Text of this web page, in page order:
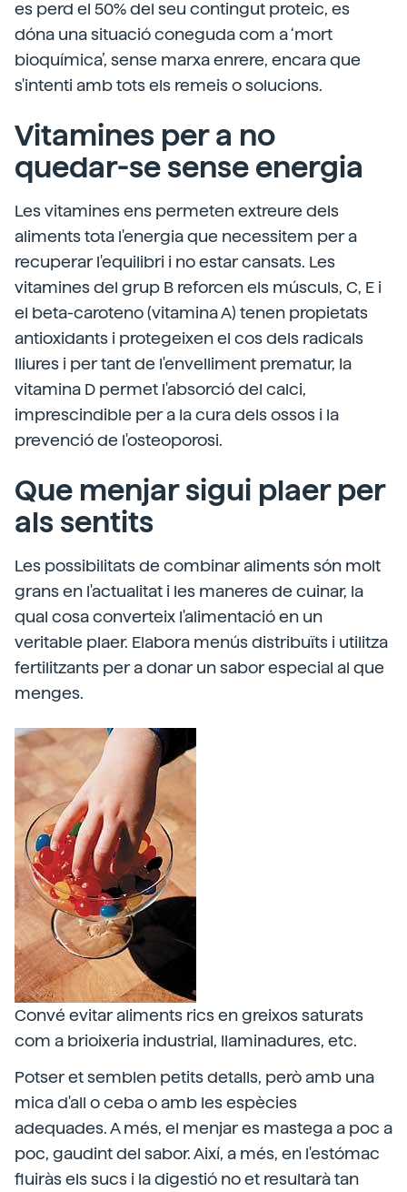
es perd el 50% del seu contingut proteic, es
dóna una situació coneguda com a ‘mort
bioquímica’, sense marxa enrere, encara que
s'intenti amb tots els remeis o solucions.
Vitamines per a no
quedar-se sense energia
Les vitamines ens permeten extreure dels
aliments tota l'energia que necessitem per a
recuperar l'equilibri i no estar cansats. Les
vitamines del grup B reforcen els músculs, C, E i
el beta-caroteno (vitamina A) tenen propietats
antioxidants i protegeixen el cos dels radicals
lliures i per tant de l'envelliment prematur, la
vitamina D permet l'absorció del calci,
imprescindible per a la cura dels ossos i la
prevenció de l'osteoporosi.
Que menjar sigui plaer per
als sentits
Les possibilitats de combinar aliments són molt
grans en l'actualitat i les maneres de cuinar, la
qual cosa converteix l'alimentació en un
veritable plaer. Elabora menús distribuïts i utilitza
fertilitzants per a donar un sabor especial al que
menges.
Convé evitar aliments rics en greixos saturats
com a brioixeria industrial, llaminadures, etc.
Potser et semblen petits detalls, però amb una
mica d'all o ceba o amb les espècies
adequades. A més, el menjar es mastega a poc a
poc, gaudint del sabor. Així, a més, en l'estómac
fluiràs els sucs i la digestió no et resultarà tan